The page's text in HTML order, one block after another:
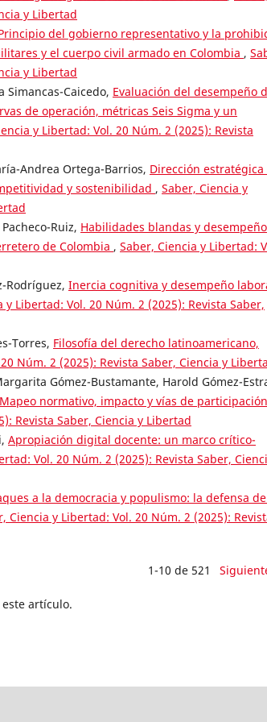
y Libertad
del gobierno representativo y la
y el cuerpo civil armado en Colombia ,
y Libertad
Simancas-Caicedo, Evaluación del desempeño
de operación, métricas Seis Sigma y un
y Libertad: Vol. 20 Núm. 2 (2025): Revista
Andrea Ortega-Barrios, Dirección estratégica
y sostenibilidad , Saber, Ciencia y
Ruiz, Habilidades blandas y desempeño
de Colombia , Saber, Ciencia y Libertad:
Rodríguez, Inercia cognitiva y desempeño
y Libertad: Vol. 20 Núm. 2 (2025): Revista Saber,
Torres, Filosofía del derecho latinoamericano,
Núm. 2 (2025): Revista Saber, Ciencia y
Gómez-Bustamante, Harold Gómez-
normativo, impacto y vías de participación
Revista Saber, Ciencia y Libertad
Apropiación digital docente: un marco crítico-
Vol. 20 Núm. 2 (2025): Revista Saber,
a la democracia y populismo: la defensa
Ciencia y Libertad: Vol. 20 Núm. 2 (2025):
1-10 de 521
artículo.